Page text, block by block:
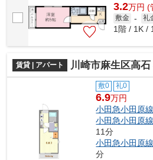
3.2万円 (
敷金 - 礼
1階 / 1K /
賃貸 | アパート 川崎市麻生区高
敷0 礼0
6.9万円
小田急小田原線
小田急小田原線
11分
小田急小田原線
分